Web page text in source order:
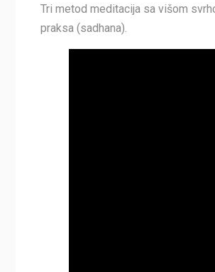
Tri metod meditacija sa višom
praksa (sadhana).